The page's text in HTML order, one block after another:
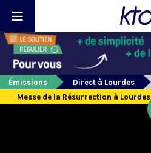
Émissions
Direct à Lourdes
Messe de la Résurrection à Lourdes